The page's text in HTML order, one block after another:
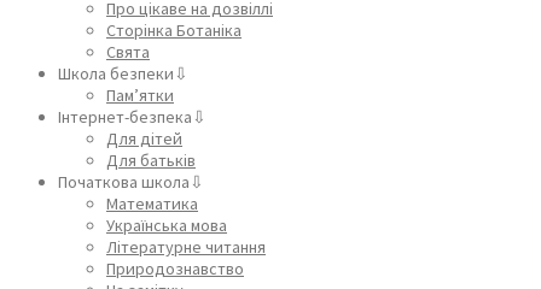
Про цікаве на дозвіллі
Сторінка Ботаніка
Свята
Школа безпеки⇩
Пам’ятки
Інтернет-безпека⇩
Для дітей
Для батьків
Початкова школа⇩
Математика
Українська мова
Літературне читання
Природознавство